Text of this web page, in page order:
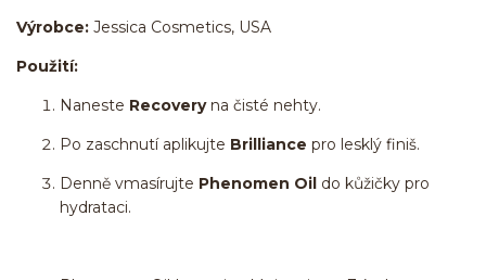
Výrobce: Jessica Cosmetics, USA
Použití:
Naneste Recoveryna čisté nehty.
Po zaschnutí aplikujte Brilliance pro lesklý finiš.
Denně vmasírujte Phenomen Oil do kůžičky pro
hydrataci.